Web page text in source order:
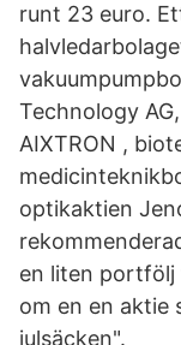
runt 23 euro.
Technology
AIXTRON ,
optikaktien
en liten portfölj
om en en aktie
julsäcken".